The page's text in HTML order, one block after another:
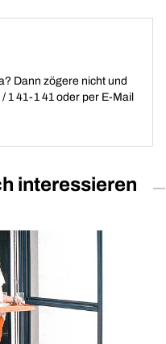
Dann zögere nicht und
1 41-1 41 oder per E-Mail
interessieren